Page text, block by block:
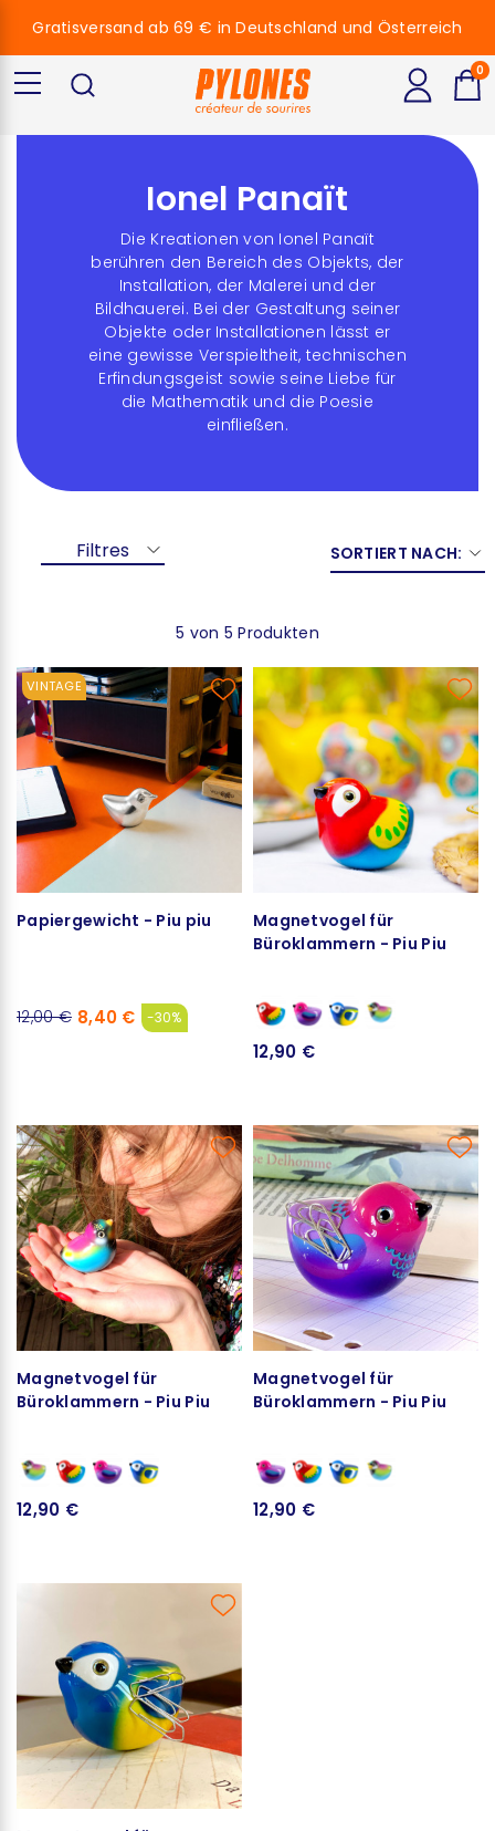
Ionel Panaït
Die Kreationen von Ionel Panaït
berühren den Bereich des Objekts, der
Installation, der Malerei und der
Bildhauerei. Bei der Gestaltung seiner
Objekte oder Installationen lässt er
eine gewisse Verspieltheit, technischen
Erfindungsgeist sowie seine Liebe für
die Mathematik und die Poesie
einfließen.
Filtres SORTIERT NACH:
5 von 5 Produkten
VINTAGE
Papiergewicht - Piu piu
12,00 € 8,40 € -30%
Magnetvogel für
Büroklammern - Piu Piu
12,90 €
Magnetvogel für
Büroklammern - Piu Piu
12,90 €
Magnetvogel für
Büroklammern - Piu Piu
12,90 €
Gratisversand ab 69 € in Deutschland und Österreich
0